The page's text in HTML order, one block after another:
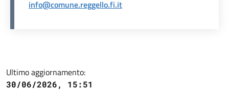
info@comune.reggello.fi.it
Ultimo aggiornamento:
30/06/2026, 15:51